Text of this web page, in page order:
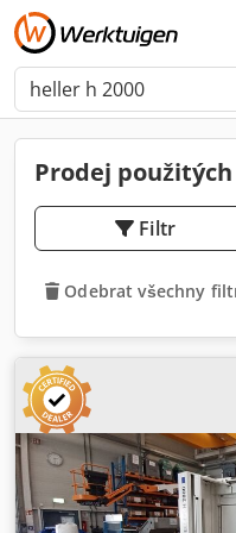
Prodej použitých
Filtr
Odebrat všechny